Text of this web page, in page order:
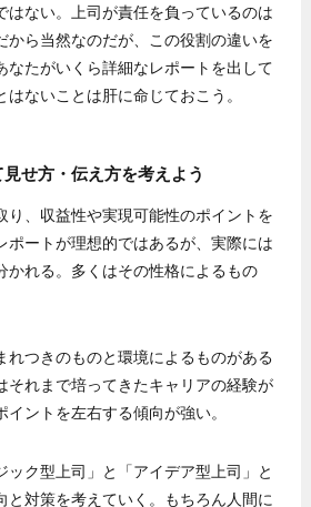
はない。上司が責任を負っているのは
から当然なのだが、この役割の違いを
なたがいくら詳細なレポートを出して
ないことは肝に命じておこう。
見せ方・伝え方を考えよう
り、収益性や実現可能性のポイントを
ポートが理想的ではあるが、実際には
かれる。多くはその性格によるもの
れつきのものと環境によるものがある
それまで培ってきたキャリアの経験が
ントを左右する傾向が強い。
ック型上司」と「アイデア型上司」と
と対策を考えていく。もちろん人間に